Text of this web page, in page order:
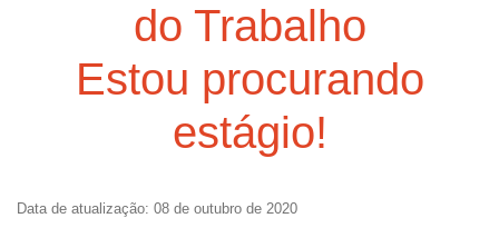
do Trabalho
Estou procurando
estágio!
Data de atualização: 08 de outubro de 2020